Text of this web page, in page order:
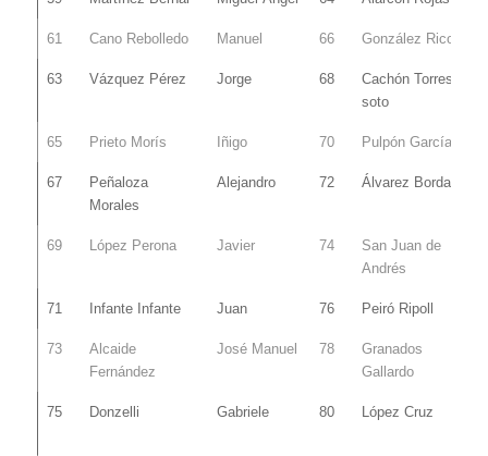
61 Cano Rebolledo Manuel 66 González Rico
63 Vázquez Pérez Jorge 68
Cachón Torres-
soto
65 Prieto Morís Iñigo 70 Pulpón García
67
Peñaloza
Morales
Alejandro 72 Álvarez Borda
69 López Perona Javier 74
San Juan de
Andrés
71 Infante Infante Juan 76 Peiró Ripoll
73
Alcaide
Fernández
José Manuel 78
Granados
Gallardo
75 Donzelli Gabriele 80 López Cruz